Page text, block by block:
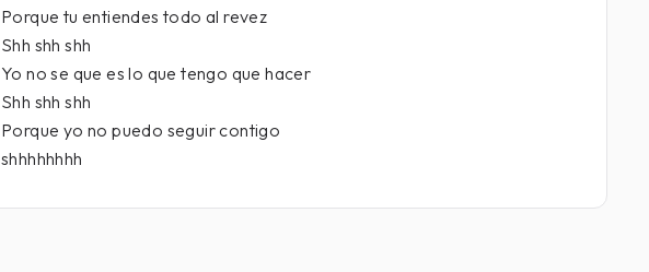
Porque tu entiendes todo al revez
Shh shh shh
Yo no se que es lo que tengo que hacer
Shh shh shh
Porque yo no puedo seguir contigo
shhhhhhhh